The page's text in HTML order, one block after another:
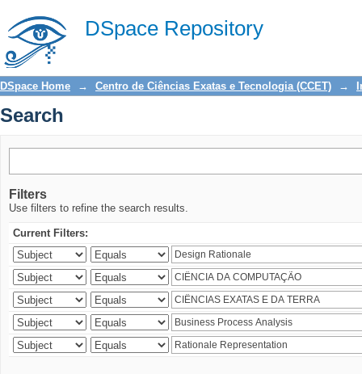
DSpace Repository
Search
DSpace Home → Centro de Ciências Exatas e Tecnologia (CCET) →
Search
Filters
Use filters to refine the search results.
Current Filters: